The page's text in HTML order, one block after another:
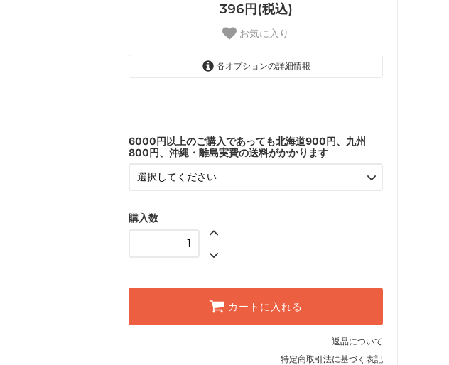
396円(税込)
お気に入り
各オプションの詳細情報
6000円以上のご購入であっても北海道900円、九州
800円、沖縄・離島実費の送料がかかります
購入数
カートに入れる
返品について
特定商取引法に基づく表記